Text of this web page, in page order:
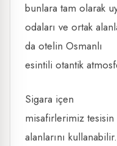
bunlara tam olarak
odaları ve ortak
da otelin Osmanlı
esintili otantik
Sigara içen
misafirlerimiz tesisin
alanlarını kullanabilir.